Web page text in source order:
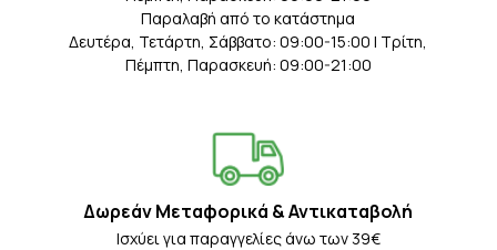
Παραλαβή από το κατάστημα
Δευτέρα, Τετάρτη, Σάββατο: 09:00-15:00 | Τρίτη,
Πέμπτη, Παρασκευή: 09:00-21:00
Δωρεάν Μεταφορικά & Αντικαταβολή
Iσχύει για παραγγελίες άνω των 39€